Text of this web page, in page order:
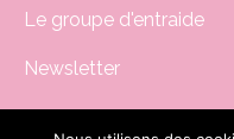
Le groupe d'entraide
Newsletter